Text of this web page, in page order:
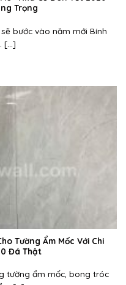
Trọng
bước vào năm mới Bính
[...]
Tường Ẩm Mốc Với Chi
Đá Thật
tường ẩm mốc, bong tróc